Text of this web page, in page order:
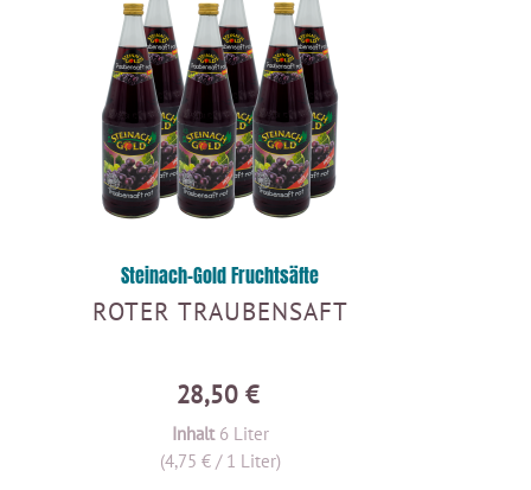
Steinach-Gold Fruchtsäfte
ROTER TRAUBENSAFT
28,50 €
Inhalt 6 Liter
(4,75 € / 1 Liter)